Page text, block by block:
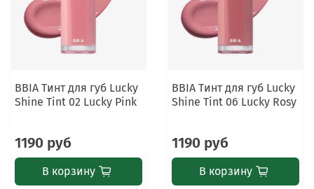
BBIA Тинт для губ Lucky
Shine Tint 02 Lucky Pink
1190 руб
В корзину
BBIA Тинт для губ Lucky
Shine Tint 06 Lucky Rosy
1190 руб
В корзину